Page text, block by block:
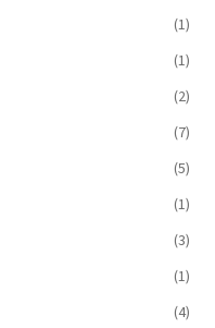
(1)
(1)
(2)
(7)
(5)
(1)
(3)
(1)
(4)